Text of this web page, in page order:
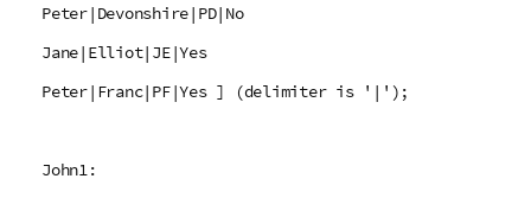
Peter|Devonshire|PD|No
Jane|Elliot|JE|Yes
Peter|Franc|PF|Yes ] (delimiter is '|');
John1: